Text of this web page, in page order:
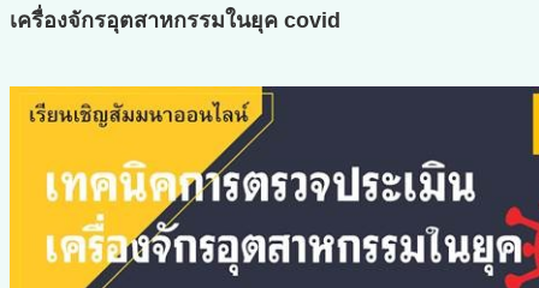
เครื่องจักรอุตสาหกรรมในยุค covid